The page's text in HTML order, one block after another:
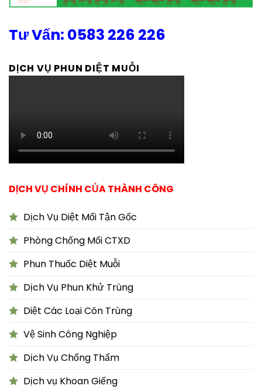
Tư Vấn: 0583 226 226
DỊCH VỤ PHUN DIỆT MUỖI
DỊCH VỤ CHÍNH CỦA THÀNH CÔNG
Dịch Vụ Diệt Mối Tận Gốc
Phòng Chống Mối CTXD
Phun Thuốc Diệt Muỗi
Dịch Vụ Phun Khử Trùng
Diệt Các Loại Côn Trùng
Vệ Sinh Công Nghiệp
Dịch Vụ Chống Thấm
Dịch vụ Khoan Giếng